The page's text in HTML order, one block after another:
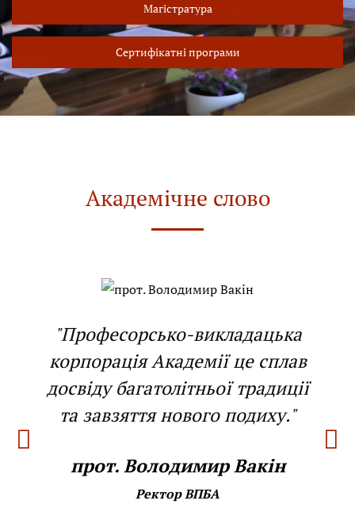
Магістратура
Сертифікатні програми
Академічне слово
"Професорсько-викладацька
корпорація Академії це сплав
досвіду багатолітньої традиції
та завзяття нового подиху."
прот. Володимир Вакін
Ректор ВПБА